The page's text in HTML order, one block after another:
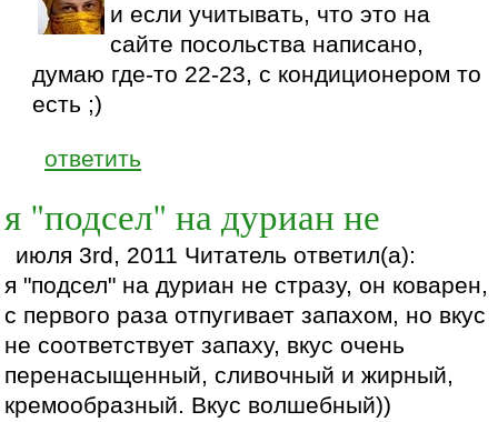
и если учитывать, что это на
сайте посольства написано,
думаю где-то 22-23, с кондиционером то
есть ;)
ответить
я "подсел" на дуриан не
июля 3rd, 2011 Читатель ответил(а):
я "подсел" на дуриан не стразу, он коварен,
с первого раза отпугивает запахом, но вкус
не соответствует запаху, вкус очень
перенасыщенный, сливочный и жирный,
кремообразный. Вкус волшебный))